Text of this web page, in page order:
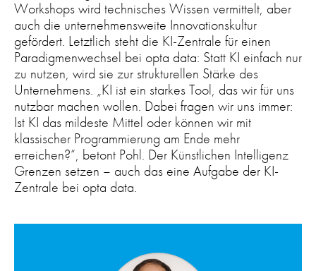
Workshops wird technisches Wissen vermittelt, aber
auch die unternehmensweite Innovationskultur
gefördert. Letztlich steht die KI-Zentrale für einen
Paradigmenwechsel bei opta data: Statt KI einfach nur
zu nutzen, wird sie zur strukturellen Stärke des
Unternehmens. „KI ist ein starkes Tool, das wir für uns
nutzbar machen wollen. Dabei fragen wir uns immer:
Ist KI das mildeste Mittel oder können wir mit
klassischer Programmierung am Ende mehr
erreichen?“, betont Pohl. Der Künstlichen Intelligenz
Grenzen setzen – auch das eine Aufgabe der KI-
Zentrale bei opta data.